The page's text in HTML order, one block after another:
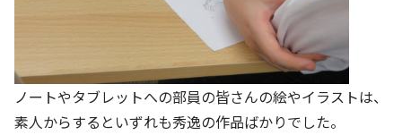
ノートやタブレットへの部員の皆さんの絵やイラストは、
素人からするといずれも秀逸の作品ばかりでした。